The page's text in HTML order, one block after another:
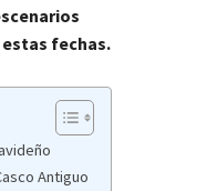
fechas.
Antiguo